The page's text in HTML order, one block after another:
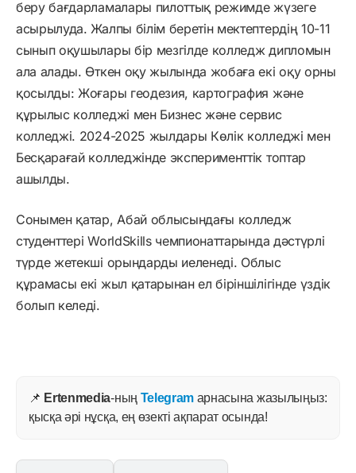
беру бағдарламалары пилоттық режимде жүзеге
асырылуда. Жалпы білім беретін мектептердің 10-11
сынып оқушылары бір мезгілде колледж дипломын
ала алады. Өткен оқу жылында жобаға екі оқу орны
қосылды: Жоғары геодезия, картография және
құрылыс колледжі мен Бизнес және сервис
колледжі. 2024-2025 жылдары Көлік колледжі мен
Бесқарағай колледжінде эксперименттік топтар
ашылды.
Сонымен қатар, Абай облысындағы колледж
студенттері WorldSkills чемпионаттарында дәстүрлі
түрде жетекші орындарды иеленеді. Облыс
құрамасы екі жыл қатарынан ел біріншілігінде үздік
болып келеді.
📌 Ertenmedia-ның Telegram арнасына жазылыңыз:
қысқа әрі нұсқа, ең өзекті ақпарат осында!